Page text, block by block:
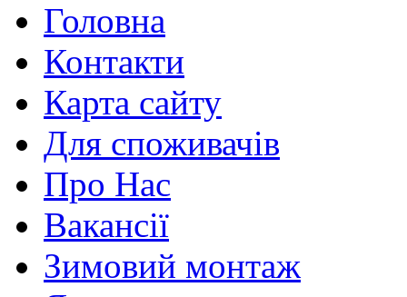
Головна
Контакти
Карта сайту
Для споживачів
Про Нас
Вакансії
Зимовий монтаж